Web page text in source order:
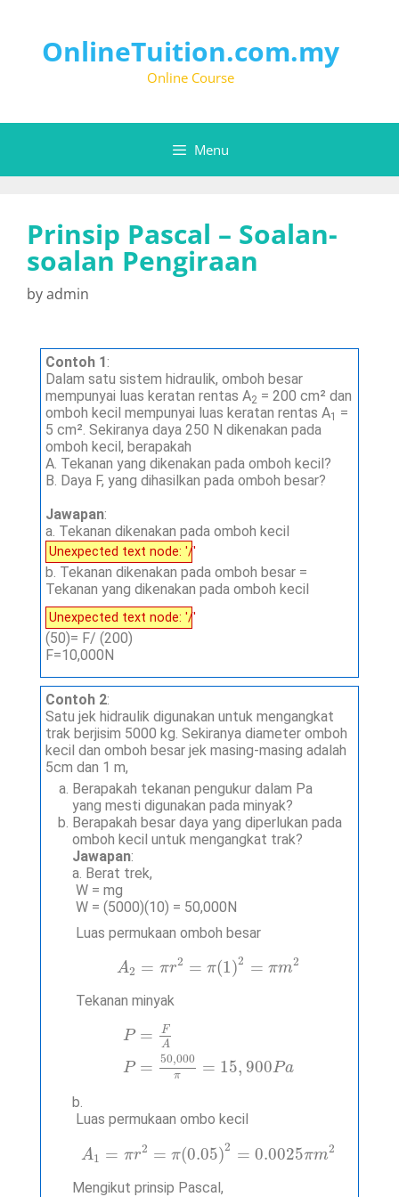
OnlineTuition.com.my
Online Course
Menu
Prinsip Pascal – Soalan-
soalan Pengiraan
byadmin
Contoh 1:
Dalam satu sistem hidraulik, omboh besar
mempunyai luas keratan rentas A2 = 200 cm² dan
omboh kecil mempunyai luas keratan rentas A1
=
5 cm². Sekiranya daya 250 N dikenakan pada
omboh kecil, berapakah
A. Tekanan yang dikenakan pada omboh kecil?
B. Daya F, yang dihasilkan pada omboh besar?
Jawapan:
a. Tekanan dikenakan pada omboh kecil
Unexpected text node: '/'
Unexpected text node: '/'
b. Tekanan dikenakan pada omboh besar =
Tekanan yang dikenakan pada omboh kecil
Unexpected text node: '/'
Unexpected text node: '/'
(50)= F/ (200)
F=10,000N
Contoh 2:
Satu jek hidraulik digunakan untuk mengangkat
trak berjisim 5000 kg. Sekiranya diameter omboh
kecil dan omboh besar jek masing-masing adalah
5cm dan 1 m,
Berapakah tekanan pengukur dalam Pa
yang mesti digunakan pada minyak?
Berapakah besar daya yang diperlukan pada
omboh kecil untuk mengangkat trak?
Jawapan:
a. Berat trek,
W = mg
W = (5000)(10) = 50,000N
Luas permukaan omboh besar
A2 = πr2 = π(1)2 = πm2
r2 1 ) 2=
Tekanan minyak
P =
F
A
P = 50,000
π = 15, 900Pa
P= P=
b.
Luas permukaan ombo kecil
A1 = πr2 = π(0.05)2 = 0.0025πm2
2 0.05 )2= πm
Mengikut prinsip Pascal,